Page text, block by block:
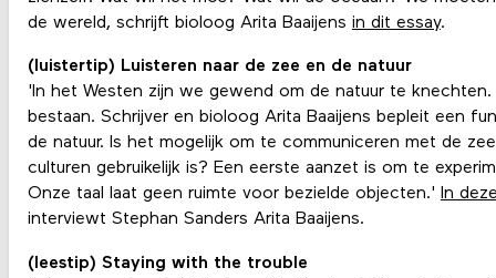
de wereld, schrijft bioloog Arita Baaijens in dit essay.
(luistertip) Luisteren naar de zee en de natuur
'In het Westen zijn we gewend om de natuur te knechten.
bestaan. Schrijver en bioloog Arita Baaijens bepleit een
de natuur. Is het mogelijk om te communiceren met de
culturen gebruikelijk is? Een eerste aanzet is om te
Onze taal laat geen ruimte voor bezielde objecten.' In
interviewt Stephan Sanders Arita Baaijens.
(leestip) Staying with the trouble